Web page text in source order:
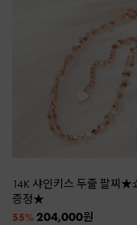
14K 샤인키스 두줄 팔찌★
증정★
55% 204,000원